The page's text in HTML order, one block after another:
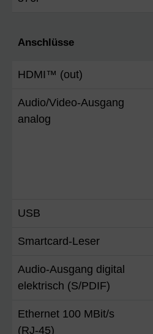
Anschlüsse
HDMI™ (out)
Audio/Video-Ausgang
analog
USB
Smartcard-Leser
Audio-Ausgang digital
elektrisch (S/PDIF)
Ethernet 100 MBit/s
(RJ-45)